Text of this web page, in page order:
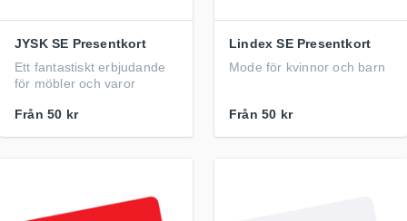
JYSK SE Presentkort
Ett fantastiskt erbjudande
för möbler och varor
Från 50 kr
Lindex SE Presentkort
Mode för kvinnor och barn
Från 50 kr